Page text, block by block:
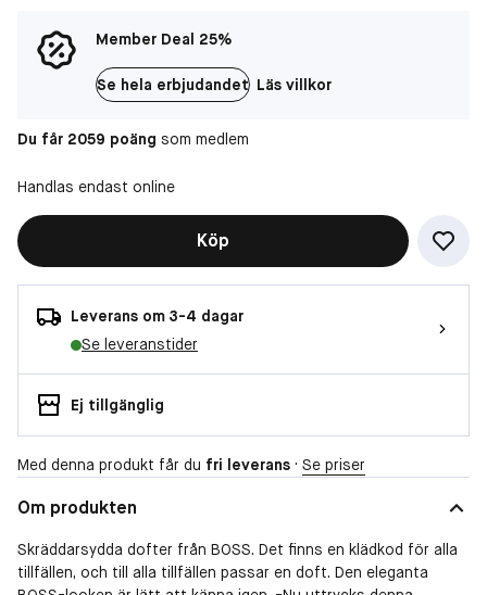
Member Deal 25%
Se hela erbjudandet Läs villkor
Du får 2059 poäng som medlem
Handlas endast online
Köp
Leverans om 3-4 dagar
Se leveranstider
Ej tillgänglig
Med denna produkt får du fri leverans · Se priser
Om produkten
Skräddarsydda dofter från BOSS. Det finns en klädkod för alla
tillfällen, och till alla tillfällen passar en doft. Den eleganta